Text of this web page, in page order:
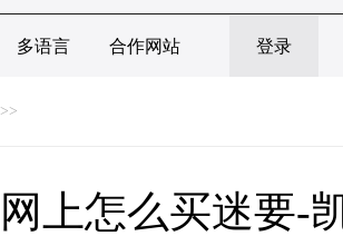
多语言 合作网站 登录
>>
网上怎么买迷要-